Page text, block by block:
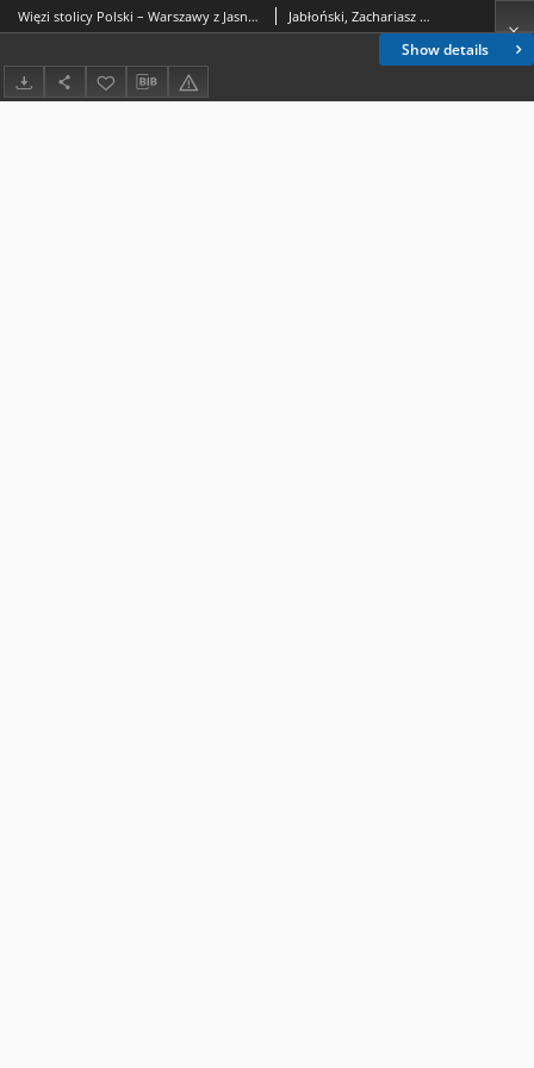
Show details
Więzi stolicy Polski – Warszawy z Jasną Górą pielgrzymkami znaczone (1918-1939) Jabłoński, Zachariasz S. (1940- )